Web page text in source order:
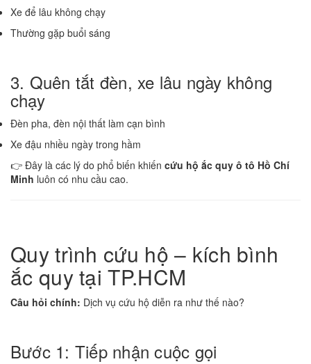
Xe để lâu không chạy
Thường gặp buổi sáng
3. Quên tắt đèn, xe lâu ngày không
chạy
Đèn pha, đèn nội thất làm cạn bình
Xe đậu nhiều ngày trong hầm
👉 Đây là các lý do phổ biến khiến cứu hộ ắc quy ô tô Hồ Chí
Minh luôn có nhu cầu cao.
Quy trình cứu hộ – kích bình
ắc quy tại TP.HCM
Câu hỏi chính: Dịch vụ cứu hộ diễn ra như thế nào?
Bước 1: Tiếp nhận cuộc gọi